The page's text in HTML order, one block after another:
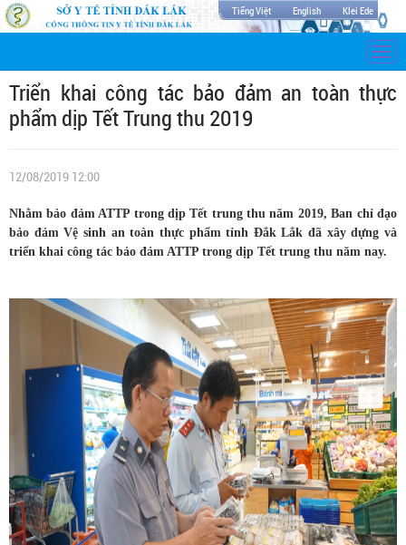
Tiếng Việt English Klei Ede
Triển khai công tác bảo đảm an toàn thực
phẩm dịp Tết Trung thu 2019
12/08/2019 12:00
Nhằm bảo đảm ATTP trong dịp Tết trung thu năm 2019, Ban chỉ đạo
bảo đảm Vệ sinh an toàn thực phẩm tỉnh Đắk Lắk đã xây dựng và
triển khai công tác bảo đảm ATTP trong dịp Tết trung thu năm nay.